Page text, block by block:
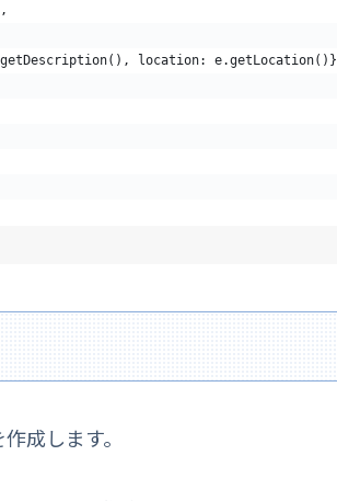
location: e.getLocation()}
成します。